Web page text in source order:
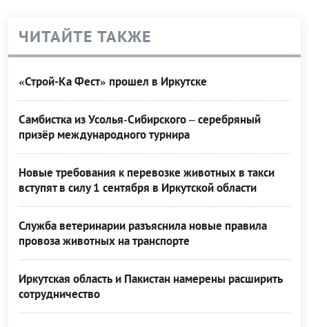
ЧИТАЙТЕ ТАКЖЕ
«Строй-Ка Фест» прошел в Иркутске
Самбистка из Усолья‑Сибирского – серебряный
призёр международного турнира
Новые требования к перевозке животных в такси
вступят в силу 1 сентября в Иркутской области
Служба ветеринарии разъяснила новые правила
провоза животных на транспорте
Иркутская область и Пакистан намерены расширить
сотрудничество